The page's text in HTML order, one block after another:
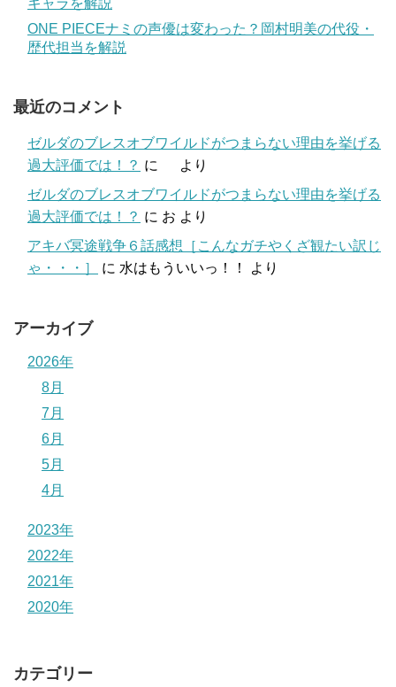
ONE PIECEナミの声優は変わった？岡村明美の代役・
歴代担当を解説
最近のコメント
ゼルダのブレスオブワイルドがつまらない理由を挙げる
過大評価では！？ に
より
ゼルダのブレスオブワイルドがつまらない理由を挙げる
過大評価では！？ に お より
アキバ冥途戦争６話感想［こんなガチやくざ観たい訳じ
ゃ・・・］
に 水はもういいっ！！ より
アーカイブ
2026年
8月
7月
6月
5月
4月
2023年
2022年
2021年
2020年
カテゴリー